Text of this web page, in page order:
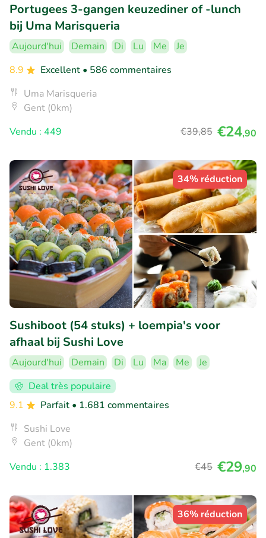
Portugees 3-gangen keuzediner of -lunch
bij Uma Marisqueria
Aujourd'hui Demain Di Lu Me
Je
8.9
Excellent • 586 commentaires
Uma Marisqueria
Gent (0km)
Vendu : 449
€39,85 €24,90
34% réduction
Sushiboot (54 stuks) + loempia's voor
afhaal bij Sushi Love
Aujourd'hui Demain Di Lu Ma Me
Je
Deal très populaire
9.1
Parfait • 1.681 commentaires
Sushi Love
Gent (0km)
Vendu : 1.383
€45 €29,90
36% réduction